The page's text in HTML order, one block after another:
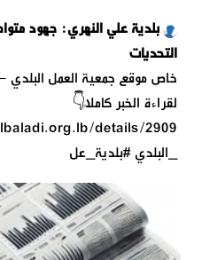
بلدية علي النهري: جهود
التحديات
خاص موقع جمعية العمل البلدي
لقراءة الخبر كاملًا👇
_البلدي #بلدية_عل